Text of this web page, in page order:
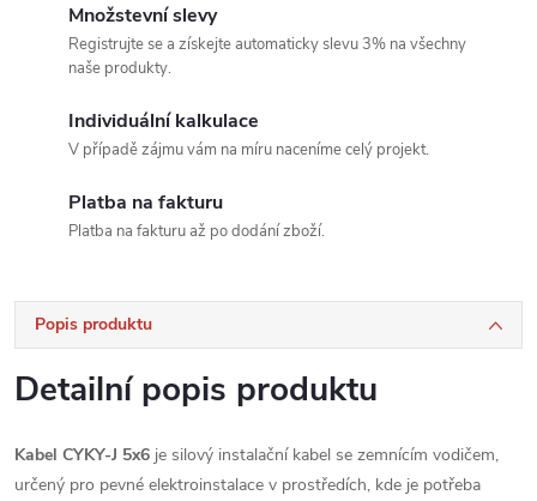
Množstevní slevy
Registrujte se a získejte automaticky slevu 3% na všechny
naše produkty.
Individuální kalkulace
V případě zájmu vám na míru naceníme celý projekt.
Platba na fakturu
Platba na fakturu až po dodání zboží.
Popis produktu
Detailní popis produktu
Kabel CYKY-J 5x6 je silový instalační kabel se zemnícím vodičem,
určený pro pevné elektroinstalace v prostředích, kde je potřeba